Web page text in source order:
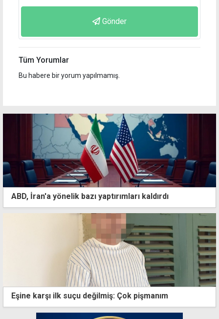
Gönder
Tüm Yorumlar
Bu habere bir yorum yapılmamış.
ABD, İran'a yönelik bazı yaptırımları kaldırdı
Eşine karşı ilk suçu değilmiş: Çok pişmanım